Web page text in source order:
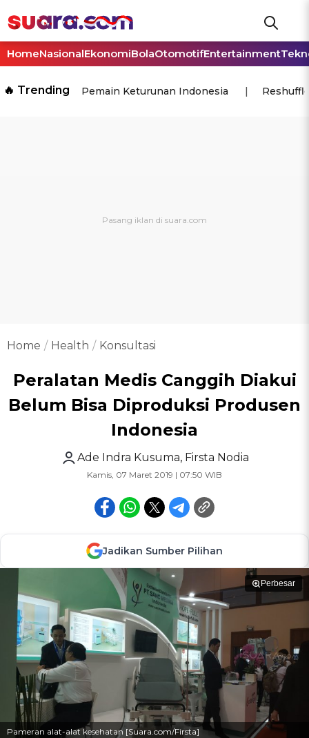
HomeNasionalEkonomiBolaOtomotifEntertainment
🔥 Trending Pemain Keturunan Indonesia
Home Health Konsultasi
Peralatan Medis Canggih Diakui
Belum Bisa Diproduksi Produsen
Indonesia
Ade Indra Kusuma, Firsta Nodia
Kamis, 07 Maret 2019 | 07:50 WIB
Jadikan Sumber Pilihan
Perbesar
Pameran alat-alat kesehatan [Suara.com/Firsta]